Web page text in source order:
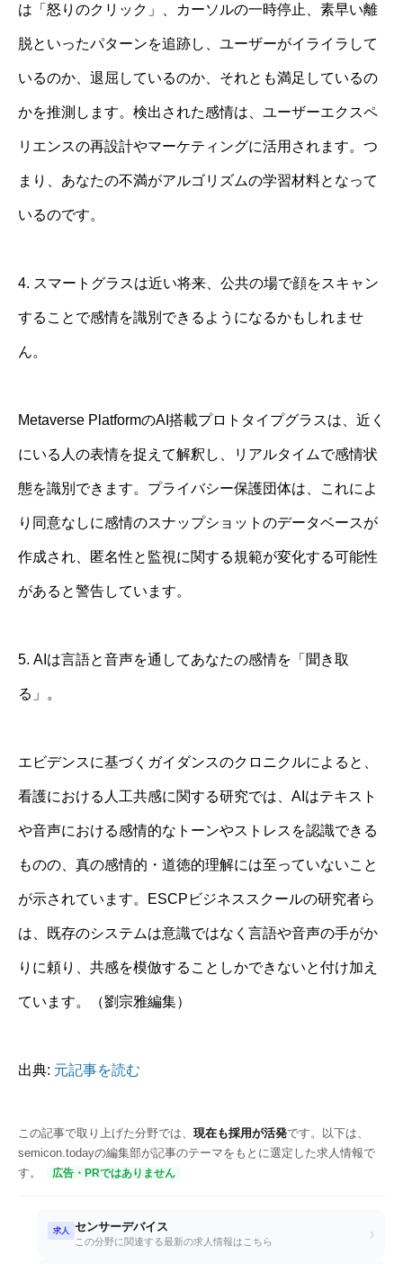
は「怒りのクリック」、カーソルの一時停止、素早い離
脱といったパターンを追跡し、ユーザーがイライラして
いるのか、退屈しているのか、それとも満足しているの
かを推測します。検出された感情は、ユーザーエクスペ
リエンスの再設計やマーケティングに活用されます。つ
まり、あなたの不満がアルゴリズムの学習材料となって
いるのです。
4. スマートグラスは近い将来、公共の場で顔をスキャン
することで感情を識別できるようになるかもしれませ
ん。
Metaverse PlatformのAI搭載プロトタイプグラスは、近く
にいる人の表情を捉えて解釈し、リアルタイムで感情状
態を識別できます。プライバシー保護団体は、これによ
り同意なしに感情のスナップショットのデータベースが
作成され、匿名性と監視に関する規範が変化する可能性
があると警告しています。
5. AIは言語と音声を通してあなたの感情を「聞き取
る」。
エビデンスに基づくガイダンスのクロニクルによると、
看護における人工共感に関する研究では、AIはテキスト
や音声における感情的なトーンやストレスを認識できる
ものの、真の感情的・道徳的理解には至っていないこと
が示されています。ESCPビジネススクールの研究者ら
は、既存のシステムは意識ではなく言語や音声の手がか
りに頼り、共感を模倣することしかできないと付け加え
ています。（劉宗雅編集）
出典: 元記事を読む
この記事で取り上げた分野では、 現在も採用が活発です。以下は、
semicon.todayの編集部が記事のテーマをもとに選定した求人情報で
す。
広告・PRではありません
求人 センサーデバイス
この分野に関連する最新の求人情報はこちら ›